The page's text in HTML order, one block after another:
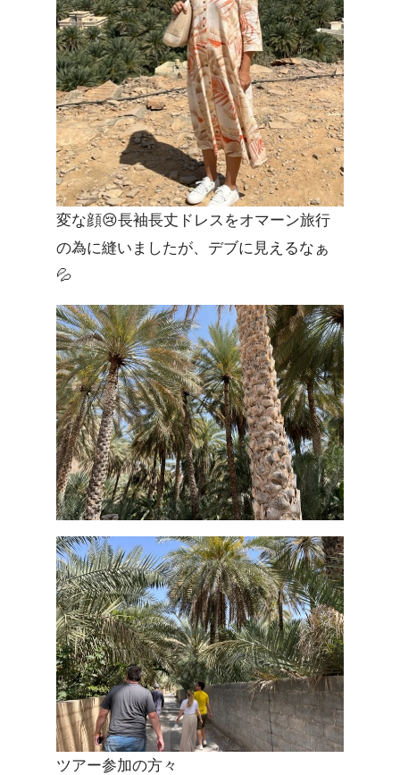
変な顔😢長袖長丈ドレスをオマーン旅行
の為に縫いましたが、デブに見えるなぁ
💦
ツアー参加の方々